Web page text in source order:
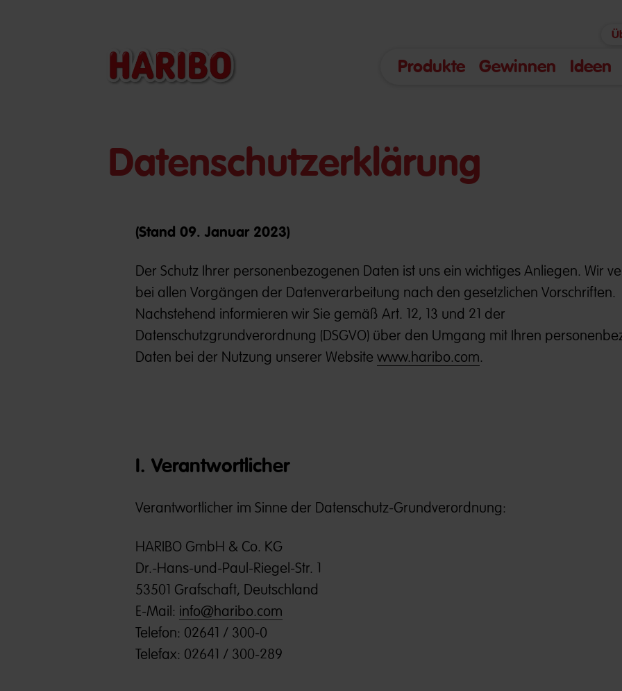
Produkte Gewinnen Ideen
Datenschutzerklärung
(Stand 09. Januar 2023)
Der Schutz Ihrer personenbezogenen Daten ist uns ein wichtiges Anliegen. Wir
bei allen Vorgängen der Datenverarbeitung nach den gesetzlichen Vorschriften.
Nachstehend informieren wir Sie gemäß Art. 12, 13 und 21 der
Datenschutzgrundverordnung (DSGVO) über den Umgang mit Ihren
Daten bei der Nutzung unserer Websitewww.haribo.com.
I. Verantwortlicher
Verantwortlicher im Sinne der Datenschutz-Grundverordnung:
HARIBO GmbH & Co. KG
Dr.-Hans-und-Paul-Riegel-Str. 1
53501 Grafschaft, Deutschland
E-Mail: info@haribo.com
Telefon: 02641 / 300-0
Telefax: 02641 / 300-289